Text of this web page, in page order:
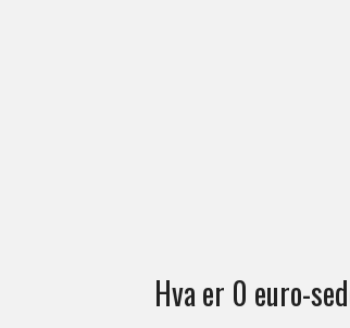
Hva er 0 euro-